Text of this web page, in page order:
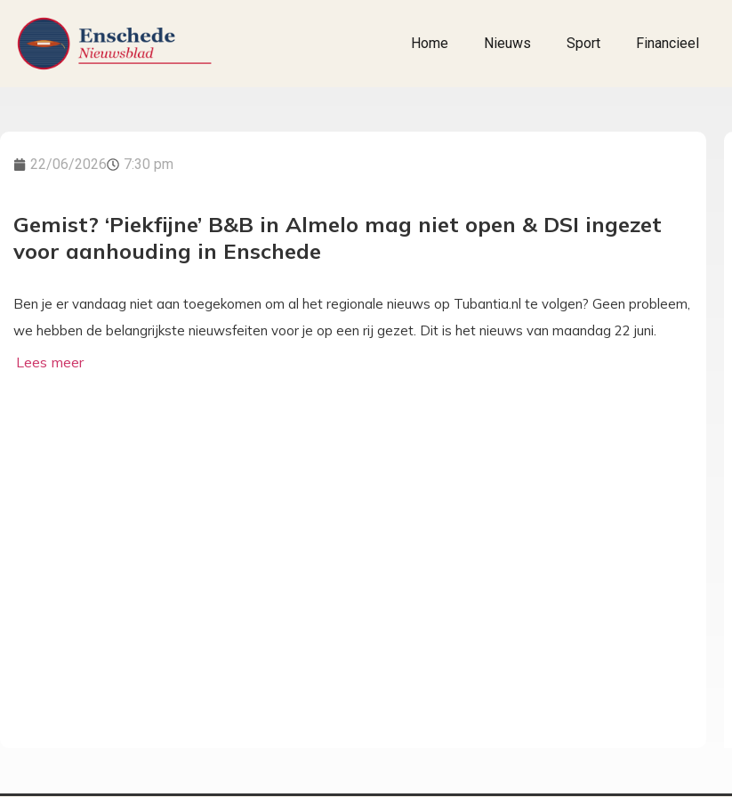
Home Nieuws Sport Financieel
22/06/2026 7:30 pm
Gemist? ‘Piekfijne’ B&B in Almelo mag niet open & DSI ingezet
voor aanhouding in Enschede
Ben je er vandaag niet aan toegekomen om al het regionale nieuws op Tubantia.nl te volgen? Geen probleem,
we hebben de belangrijkste nieuwsfeiten voor je op een rij gezet. Dit is het nieuws van maandag 22 juni.